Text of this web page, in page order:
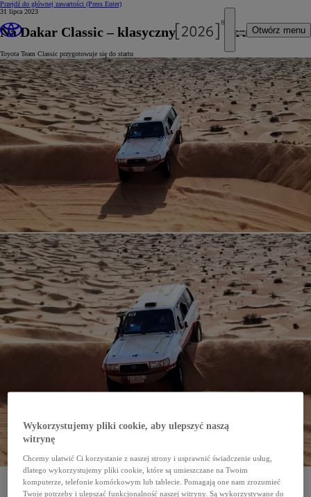
Przejdź do głównej zawartości (Press Enter)
Otwórz menu
31 lipca 2023
Na Dakar Classic – klasycznym Land Cruiserem
Toyota Team Classic przygotowuje się do startu
W nadchodzącej edycji Rajdu Dakar Classic wystartuje klasyczny Land Cruiser HDJ 80. Będzie
to pierwszy udział polskiej załogi w terenowej Toyocie z lat 90. XX wieku i nawiązanie
do debiutanckich startów fabrycznego zespołu Toyoty w tym najtrudniejszym wyścigu świata.
Wykorzystujemy pliki cookie, aby ulepszyć naszą
witrynę
Chcemy ułatwić Ci korzystanie z naszej strony i usprawnić świadczenie usług,
dlatego wykorzystujemy pliki cookie, które są umieszczane na Twoim
komputerze, telefonie komórkowym lub tablecie. Pomagają one nam zrozumieć
Twoje potrzeby i ulepszać funkcjonalność naszej witryny. Są wykorzystywane do